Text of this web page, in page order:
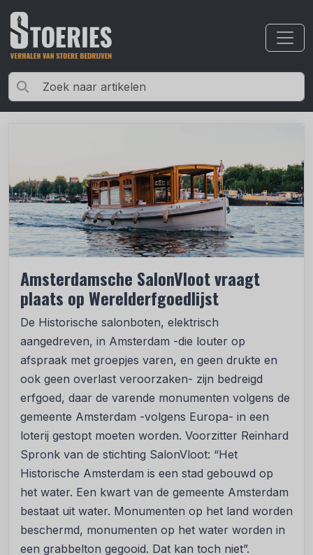
Amsterdamsche SalonVloot vraagt
plaats op Werelderfgoedlijst
De Historische salonboten, elektrisch
aangedreven, in Amsterdam -die louter op
afspraak met groepjes varen, en geen drukte en
ook geen overlast veroorzaken- zijn bedreigd
erfgoed, daar de varende monumenten volgens de
gemeente Amsterdam -volgens Europa- in een
loterij gestopt moeten worden. Voorzitter Reinhard
Spronk van de stichting SalonVloot: “Het
Historische Amsterdam is een stad gebouwd op
het water. Een kwart van de gemeente Amsterdam
bestaat uit water. Monumenten op het land worden
beschermd, monumenten op het water worden in
een grabbelton gegooid. Dat kan toch niet”.